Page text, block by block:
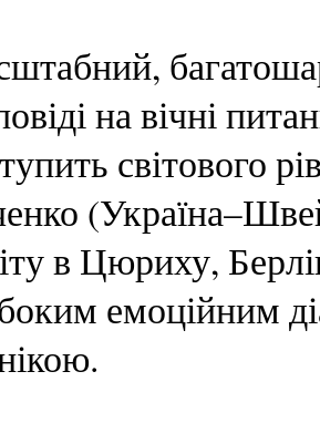
на вічні
світового
в Цюриху,
емоційним